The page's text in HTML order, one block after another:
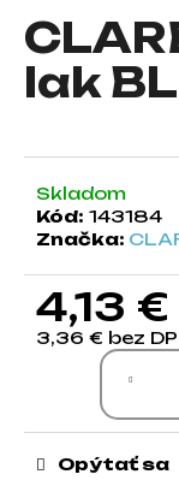
lak
Skladom
Kód: 143184
Značka:
4,13 €
3,36 € bez
Jednotková
Opýtať sa
á
j
s
?
p
o